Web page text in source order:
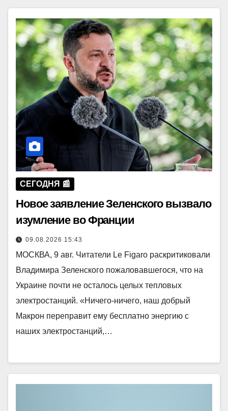
СЕГОДНЯ 📰
Новое заявление Зеленского вызвало
изумление во Франции
09.08.2026 15:43
МОСКВА, 9 авг. Читатели Le Figaro раскритиковали
Владимира Зеленского пожаловавшегося, что на
Украине почти не осталось целых тепловых
электростанций. «Ничего-ничего, наш добрый
Макрон переправит ему бесплатно энергию с
наших электростанций,…